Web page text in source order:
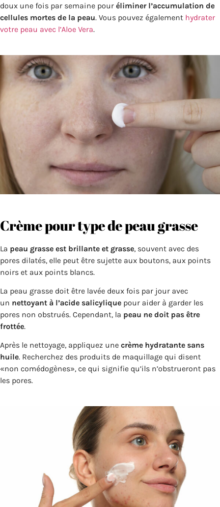
doux une fois par semaine pour éliminer l’accumulation de
cellules mortes de la peau. Vous pouvez également hydrater
votre peau avec l’Aloe Vera.
Crème pour type de peau grasse
La peau grasse est brillante et grasse, souvent avec des
pores dilatés, elle peut être sujette aux boutons, aux points
noirs et aux points blancs.
La peau grasse doit être lavée deux fois par jour avec
un nettoyant à l’acide salicylique pour aider à garder les
pores non obstrués. Cependant, la peau ne doit pas être
frottée.
Après le nettoyage, appliquez une crème hydratante sans
huile. Recherchez des produits de maquillage qui disent
«non comédogènes», ce qui signifie qu’ils n’obstrueront pas
les pores.